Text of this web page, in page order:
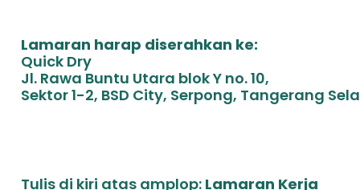
Lamaran harap diserahkan ke:
Quick Dry
Jl. Rawa Buntu Utara blok Y no. 10,
Sektor 1-2, BSD City, Serpong, Tangerang
Tulis di kiri atas amplop: Lamaran Kerja